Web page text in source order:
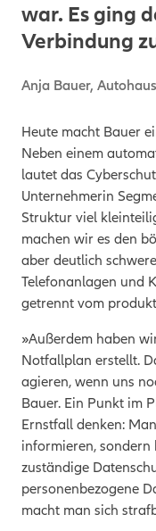
war. Es ging
Verbindung
Anja Bauer,
Heute macht Bauer
Neben einem
lautet das
Unternehmerin
Struktur viel
machen wir es den
aber deutlich
Telefonanlagen und
getrennt vom
»Außerdem haben
Notfallplan erstellt.
agieren, wenn uns
Bauer. Ein Punkt im
Ernstfall denken:
informieren, sondern
zuständige
personenbezogene
macht man sich